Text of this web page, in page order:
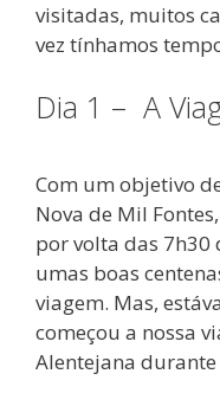
visitadas, muitos
vez tínhamos
Dia 1 – A
Com um objetivo
Nova de Mil
por volta das 7h30
umas boas
viagem. Mas,
começou a nossa
Alentejana durante